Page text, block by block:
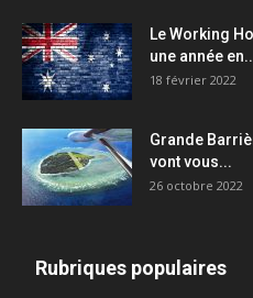
Le Working
une année
18 février 2022
Grande
vont vous...
26 octobre 2022
Rubriques populaires